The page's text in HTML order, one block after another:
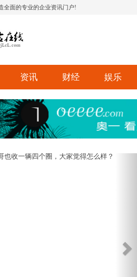
全面的专业的企业资讯门户!
资讯 财经 娱乐